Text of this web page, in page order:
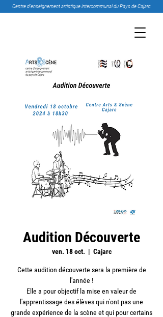
Centre d’enseignement artistique intercommunal du Pays de Cajarc
Audition Découverte
ven. 18 oct.
  |
Cajarc
Cette audition découverte sera la première de
l'année !
Elle a pour objectif la mise en valeur de
l'apprentissage des élèves qui n'ont pas une
grande expérience de la scène et qui pour certains